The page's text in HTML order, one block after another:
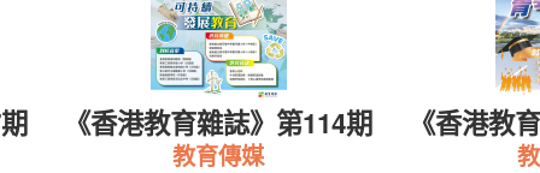
《香港教育雜誌》第114期
教育傳媒
《香港教